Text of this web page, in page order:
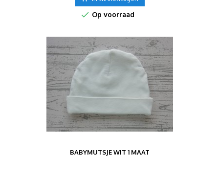
 Op voorraad
BABYMUTSJE WIT 1 MAAT